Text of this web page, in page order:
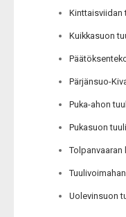
Kinttaisviidan
Kuikkasuon
Pärjänsuo-
Puka-ahon
Pukasuon
Tolpanvaaran
Uolevinsuon